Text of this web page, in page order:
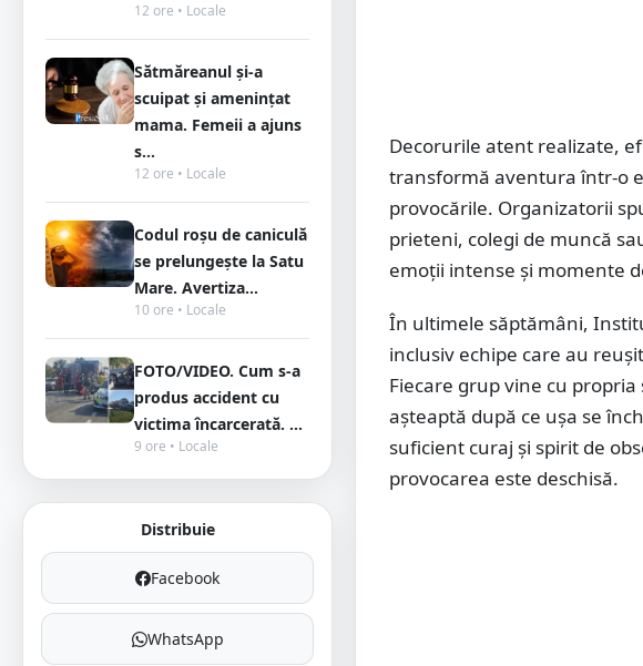
12 ore • Locale
Sătmăreanul și-a
scuipat și amenințat
mama. Femeii a ajuns
s...
12 ore • Locale
Codul roșu de caniculă
se prelungește la Satu
Mare. Avertiza...
10 ore • Locale
FOTO/VIDEO. Cum s-a
produs accident cu
victima încarcerată. ...
9 ore • Locale
Distribuie
Facebook
WhatsApp
Decorurile atent realizate,
transformă aventura într-o
provocările. Organizatorii
prieteni, colegi de muncă
emoții intense și momente
În ultimele săptămâni,
inclusiv echipe care au
Fiecare grup vine cu
așteaptă după ce ușa se
suficient curaj și spirit de
provocarea este deschisă.